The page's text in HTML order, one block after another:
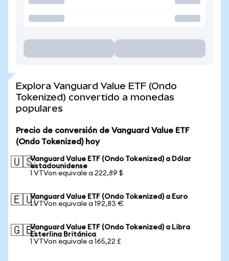
Explora Vanguard Value ETF (Ondo
Tokenized) convertido a monedas
populares
Precio de conversión de Vanguard Value ETF
(Ondo Tokenized) hoy
🇺🇸Vanguard Value ETF (Ondo Tokenized) a Dólar
estadounidense
1 VTVon equivale a 222,89 $
🇪🇺Vanguard Value ETF (Ondo Tokenized) a Euro
1 VTVon equivale a 192,83 €
🇬🇧Vanguard Value ETF (Ondo Tokenized) a Libra
Esterlina Británica
1 VTVon equivale a 165,22 £